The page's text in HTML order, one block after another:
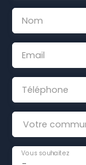
Nom
Email
Téléphone
Votre
Vous souhaitez